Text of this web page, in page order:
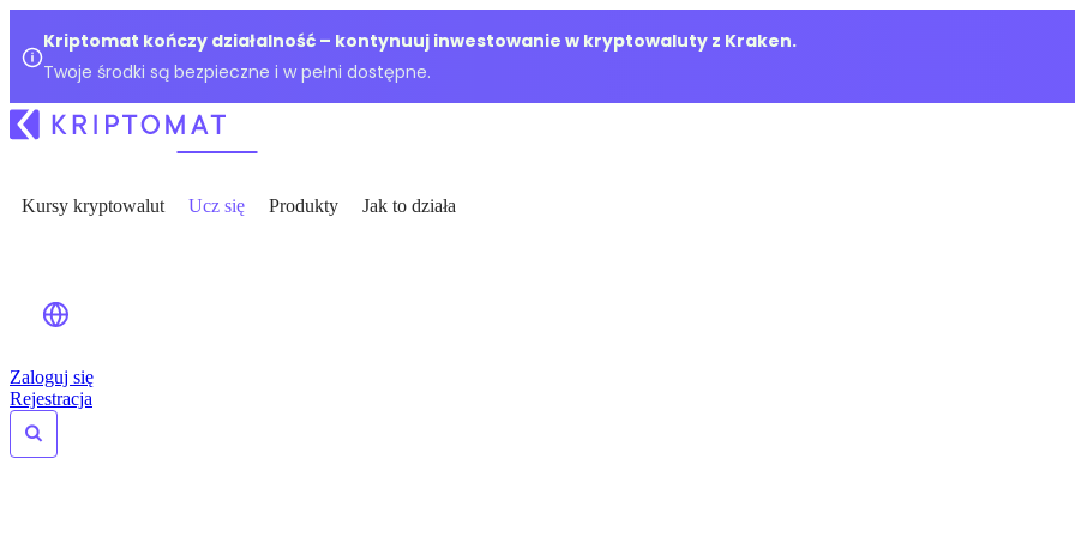
Kriptomat kończy działalność – kontynuuj inwestowanie w kryptowaluty z Kraken.
Twoje środki są bezpieczne i w pełni dostępne.
Kursy kryptowalut Ucz się Produkty Jak to działa
Zaloguj się
Rejestracja